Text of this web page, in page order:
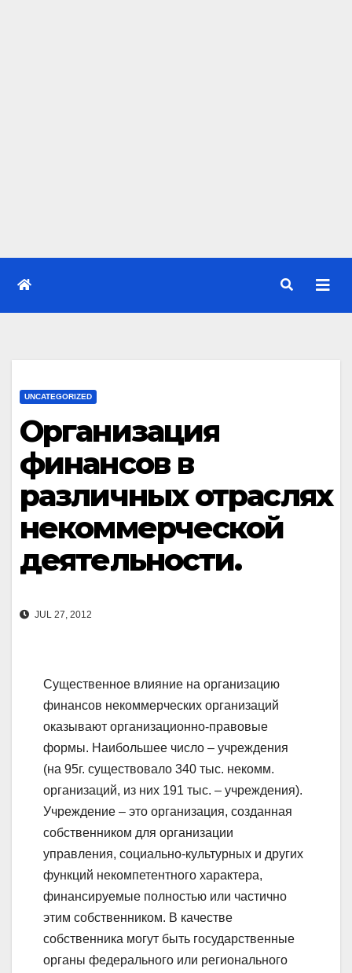
UNCATEGORIZED
Организация
финансов в
различных отраслях
некоммерческой
деятельности.
JUL 27, 2012
Существенное влияние на организацию
финансов некоммерческих организаций
оказывают организационно-правовые
формы. Наибольшее число – учреждения
(на 95г. существовало 340 тыс. некомм.
организаций, из них 191 тыс. – учреждения).
Учреждение – это организация, созданная
собственником для организации
управления, социально-культурных и других
функций некомпетентного характера,
финансируемые полностью или частично
этим собственником. В качестве
собственника могут быть государственные
органы федерального или регионального